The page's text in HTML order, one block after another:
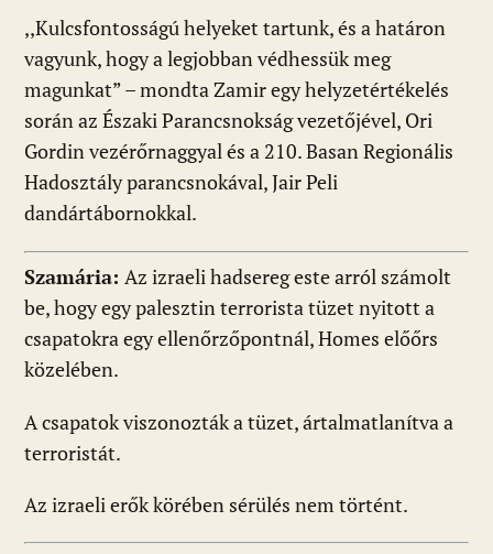
,,Kulcsfontosságú helyeket tartunk, és a határon
vagyunk, hogy a legjobban védhessük meg
magunkat” – mondta Zamir egy helyzetértékelés
során az Északi Parancsnokság vezetőjével, Ori
Gordin vezérőrnaggyal és a 210. Basan Regionális
Hadosztály parancsnokával, Jair Peli
dandártábornokkal.
Szamária: Az izraeli hadsereg este arról számolt
be, hogy egy palesztin terrorista tüzet nyitott a
csapatokra egy ellenőrzőpontnál, Homes előőrs
közelében.
A csapatok viszonozták a tüzet, ártalmatlanítva a
terroristát.
Az izraeli erők körében sérülés nem történt.